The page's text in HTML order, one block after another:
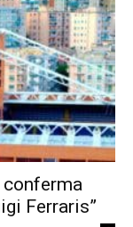
conferma
Ferraris”